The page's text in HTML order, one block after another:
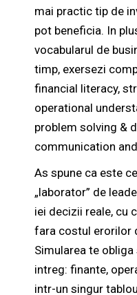
mai practic tip de
pot beneficia. In
vocabularul de
timp, exersezi
financial literacy,
operational
problem solving &
communication
As spune ca este
„laborator” de
iei decizii reale, cu
fara costul erorilor
Simularea te
intreg: finante,
intr-un singur